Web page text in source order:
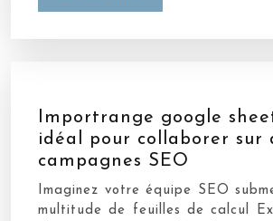
Importrange google
idéal pour collaborer sur
campagnes SEO
Imaginez votre équipe SEO
multitude de feuilles de calcul